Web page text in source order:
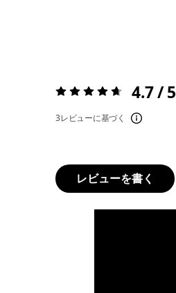
評価:4.7 / 5 4.7 / 5
3レビューに基づく
レビューを書く